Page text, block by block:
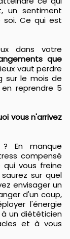
un sentiment
Ce qui est
dans votre
que
vaut perdre
sur le mois de
reprendre 5
vous n'arrivez
En manque
compensé
vous freine
sur quel
envisager un
d'un coup,
l'énergie
à un diététicien
et à vous